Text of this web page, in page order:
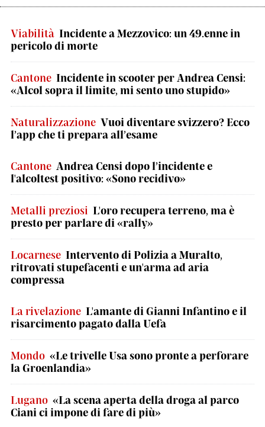
Viabilità Incidente a Mezzovico: un 49.enne in
pericolo di morte
Cantone Incidente in scooter per Andrea Censi:
«Alcol sopra il limite, mi sento uno stupido»
Naturalizzazione Vuoi diventare svizzero? Ecco
l’app che ti prepara all’esame
Cantone Andrea Censi dopo l’incidente e
l'alcoltest positivo: «Sono recidivo»
Metalli preziosi L'oro recupera terreno, ma è
presto per parlare di «rally»
Locarnese Intervento di Polizia a Muralto,
ritrovati stupefacenti e un'arma ad aria
compressa
La rivelazione L'amante di Gianni Infantino e il
risarcimento pagato dalla Uefa
Mondo «Le trivelle Usa sono pronte a perforare
la Groenlandia»
Lugano «La scena aperta della droga al parco
Ciani ci impone di fare di più»